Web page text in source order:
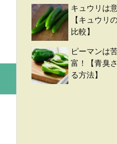
キュウリは
【キュウリ
比較】
ピーマンは
富！【青臭
る方法】